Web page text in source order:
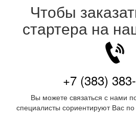
Чтобы
стартера на
+7 (383)
Вы можете связаться с нами
специалисты сориентируют Вас